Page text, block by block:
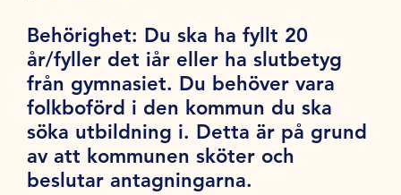
Behörighet: Du ska ha fyllt 20
år/fyller det iår eller ha slutbetyg
från gymnasiet. Du behöver vara
folkboförd i den kommun du ska
söka utbildning i. Detta är på grund
av att kommunen sköter och
beslutar antagningarna.